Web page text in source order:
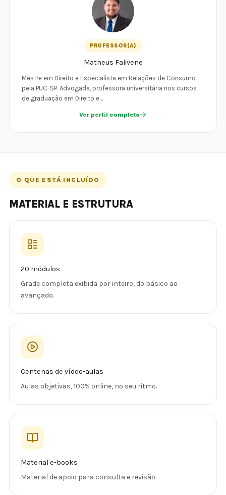
PROFESSOR(A)
Matheus Falivene
Mestre em Direito e Especialista em Relações de Consumo
pela PUC-SP. Advogada, professora universitária nos cursos
de graduação em Direito e…
Ver perfil completo
O QUE ESTÁ INCLUÍDO
MATERIAL E ESTRUTURA
20 módulos
Grade completa exibida por inteiro, do básico ao
avançado.
Centenas de vídeo-aulas
Aulas objetivas, 100% online, no seu ritmo.
Material e-books
Material de apoio para consulta e revisão.